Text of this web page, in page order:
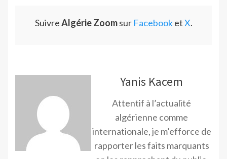
SuivreAlgérie Zoomsur FacebooketX.
Yanis Kacem
Attentif à l’actualité
algérienne comme
internationale, je m’efforce de
rapporter les faits marquants